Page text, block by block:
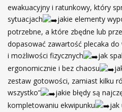
ewakuacyjny i ratunkowy, który
sytuacjach
jakie elementy
potrzebne, a które zbędne lub
dopasować zawartość plecaka do
i możliwości fizycznych
jak
ergonomicznie i bez chaosu
zestaw gotowości, zamiast kilku
wszystko”
jakie błędy są
kompletowaniu ekwipunku
jak